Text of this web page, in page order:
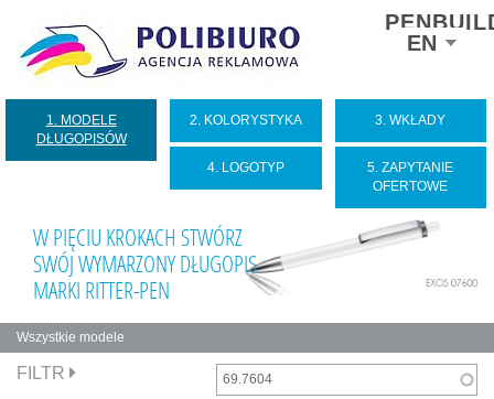
Select
yourEN
1. MODELE
DŁUGOPISÓW
2. KOLORYSTYKA 3. WKŁADY
4. LOGOTYP
5. ZAPYTANIE
OFERTOWE
W PIĘCIU KROKACH STWÓRZ
SWÓJ WYMARZONY DŁUGOPIS
MARKI RITTER-PEN
Zakładki
podstawowe
Wszystkie modele
FILTR